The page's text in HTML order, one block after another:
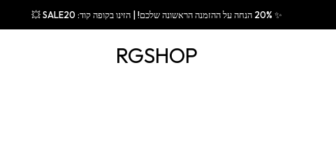
✨ 20% הנחה על ההזמנה הראשונה שלכם! | הזינו בקופה קוד: SALE20 💥
RGSHOP